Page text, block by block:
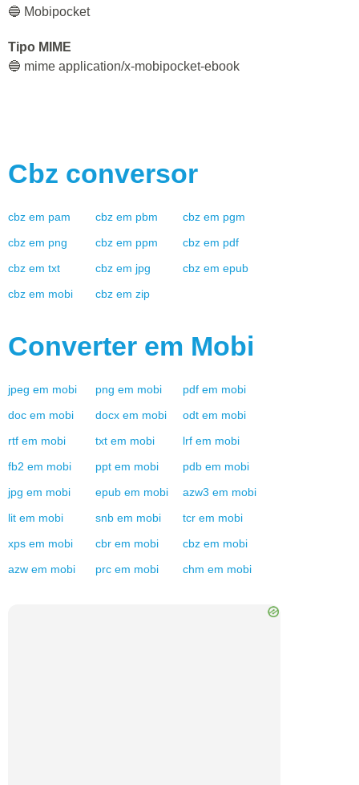
🔵 Mobipocket
Tipo MIME
🔵 mime application/x-mobipocket-ebook
Cbz conversor
cbz em pam cbz em pbm cbz em pgm
cbz em png cbz em ppm cbz em pdf
cbz em txt cbz em jpg cbz em epub
cbz em mobi cbz em zip
Converter em Mobi
jpeg em mobi png em mobi pdf em mobi
doc em mobi docx em mobi odt em mobi
rtf em mobi txt em mobi lrf em mobi
fb2 em mobi ppt em mobi pdb em mobi
jpg em mobi epub em mobi azw3 em mobi
lit em mobi snb em mobi tcr em mobi
xps em mobi cbr em mobi cbz em mobi
azw em mobi prc em mobi chm em mobi